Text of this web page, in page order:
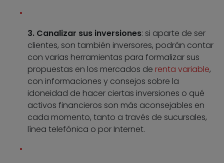
3. Canalizar sus inversiones: si aparte de ser
clientes, son también inversores, podrán contar
con varias herramientas para formalizar sus
propuestas en los mercados de renta variable,
con informaciones y consejos sobre la
idoneidad de hacer ciertas inversiones o qué
activos financieros son más aconsejables en
cada momento, tanto a través de sucursales,
línea telefónica o por Internet.